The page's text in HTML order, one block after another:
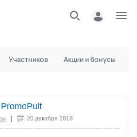
Участников Акции и бонусы
20 декабря 2018